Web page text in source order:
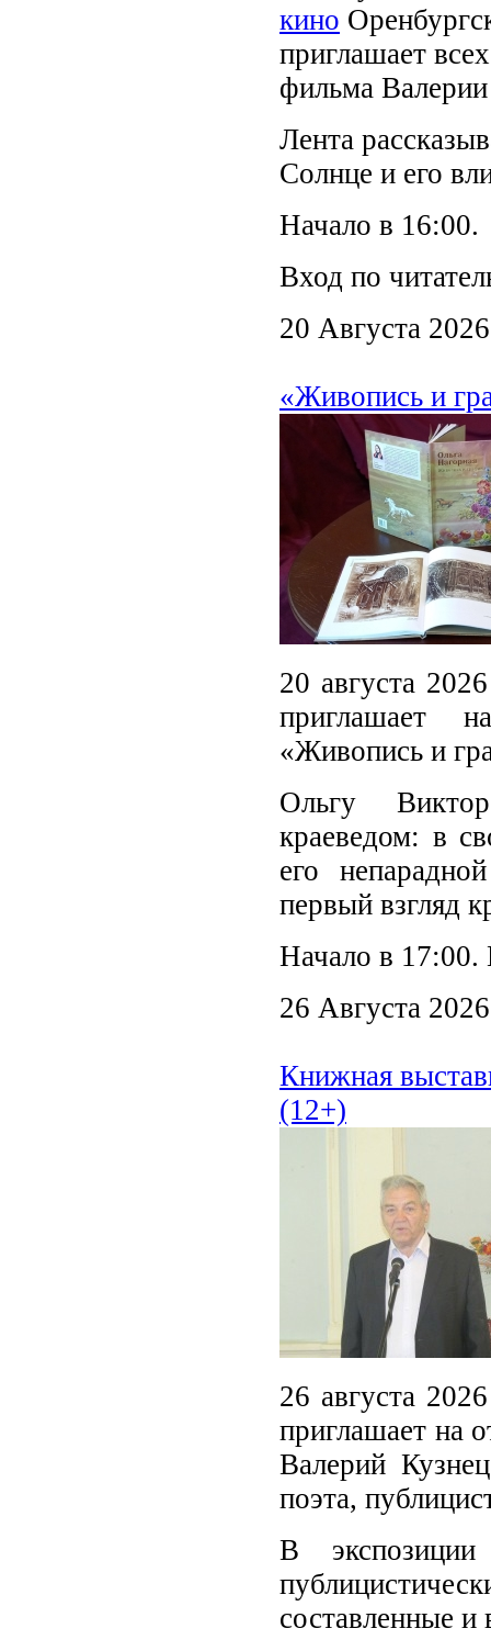
кино
приглашает
фильма
Лента
Солнце и его
Начало в 16:00.
Вход по
20 Августа 2026
«Живопись и
20 августа
приглашает
«Живопись и
Ольгу
краеведом: в
его
первый взгляд
Начало в 17:00.
26 Августа 2026
Книжная
(12+)
26 августа
приглашает на
Валерий
поэта,
В
составленные